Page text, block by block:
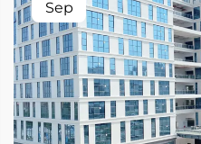
Sep